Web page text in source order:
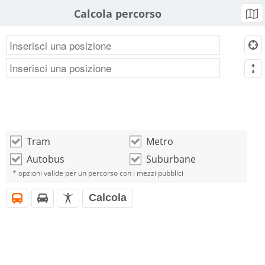
Calcola percorso b
d
m
o Tram o Metro
o Autobus o Suburbane
* opzioni valide per un percorso con i mezzi pubblici
i h l Calcola